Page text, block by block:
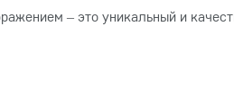
– это уникальный и